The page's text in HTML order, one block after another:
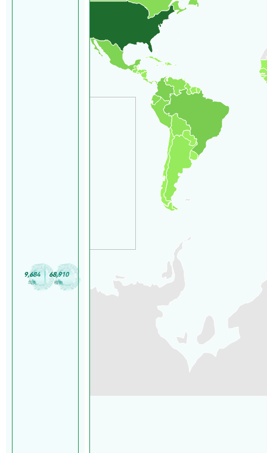
9,684
鸟类
68,910
植物